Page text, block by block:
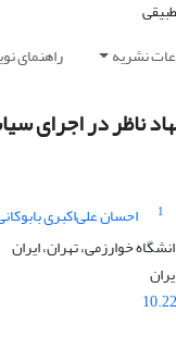
نشریه راهنمای
ناظر در اجرای
1 احسان علی‌اکبری
خوارزمی، تهران، ایران